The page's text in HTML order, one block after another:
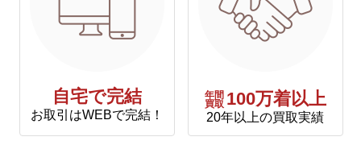
自宅で完結
お取引はWEBで完結！
年間
買取 100万着以上
20年以上の買取実績